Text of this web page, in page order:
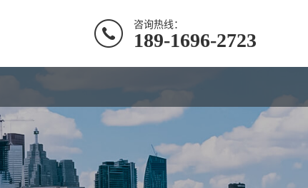
咨询热线：
189-1696-2723